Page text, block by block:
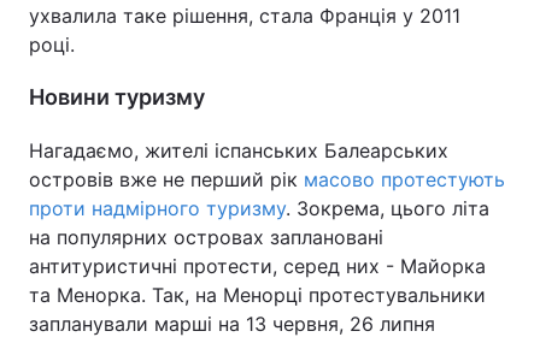
ухвалила таке рішення, стала Франція у 2011
році.
Новини туризму
Нагадаємо, жителі іспанських Балеарських
островів вже не перший рік масово протестують
проти надмірного туризму. Зокрема, цього літа
на популярних островах заплановані
антитуристичні протести, серед них - Майорка
та Менорка. Так, на Менорці протестувальники
запланували марші на 13 червня, 26 липня